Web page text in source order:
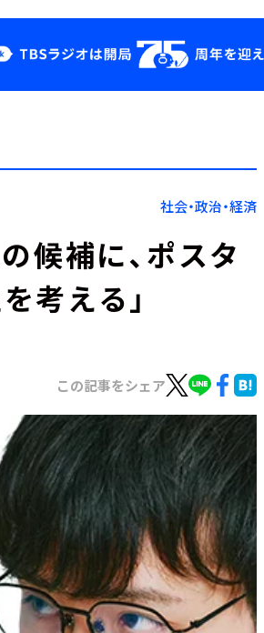
YouTube
会社情報社会・政治・経済
候補に、ポスタ
考える」
この記事をシェア